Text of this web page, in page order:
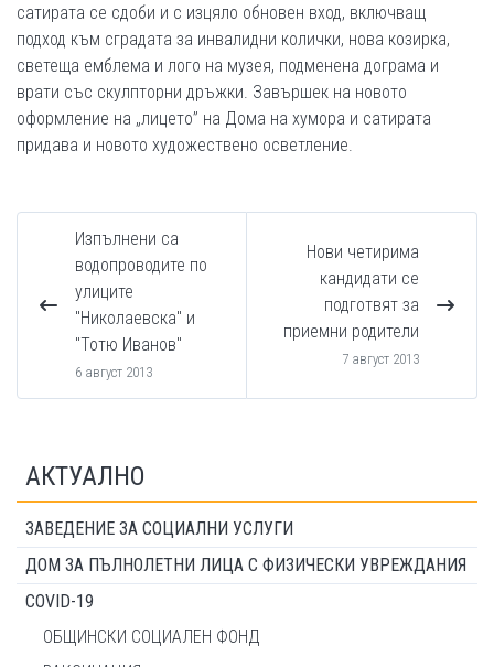
сатирата се сдоби и с изцяло обновен вход, включващ
подход към сградата за инвалидни колички, нова козирка,
светеща емблема и лого на музея, подменена дограма и
врати със скулпторни дръжки. Завършек на новото
оформление на „лицето” на Дома на хумора и сатирата
придава и новото художествено осветление.
Изпълнени са
водопроводите по
улиците
"Николаевска" и
"Тотю Иванов"
6 август 2013
Нови четирима
кандидати се
подготвят за
приемни родители
7 август 2013
АКТУАЛНО
ЗАВЕДЕНИЕ ЗА СОЦИАЛНИ УСЛУГИ
ДОМ ЗА ПЪЛНОЛЕТНИ ЛИЦА С ФИЗИЧЕСКИ УВРЕЖДАНИЯ
COVID-19
ОБЩИНСКИ СОЦИАЛЕН ФОНД